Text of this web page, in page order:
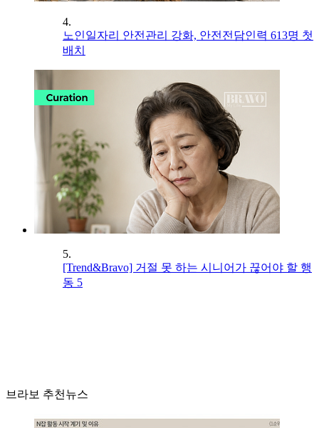
4.
노인일자리 안전관리 강화, 안전전담인력 613명 첫
배치
5.
[Trend&Bravo] 거절 못 하는 시니어가 끊어야 할 행
동 5
브라보 추천뉴스